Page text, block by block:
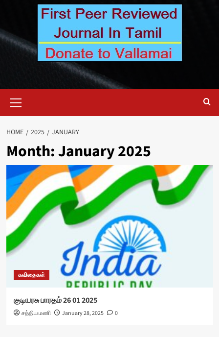
Menu
HOME 2025 JANUARY
Month:January 2025
கவிதைகள்
குடியரசு பாரதம் 26 01 2025
சத்திய மணி January 28, 2025 0